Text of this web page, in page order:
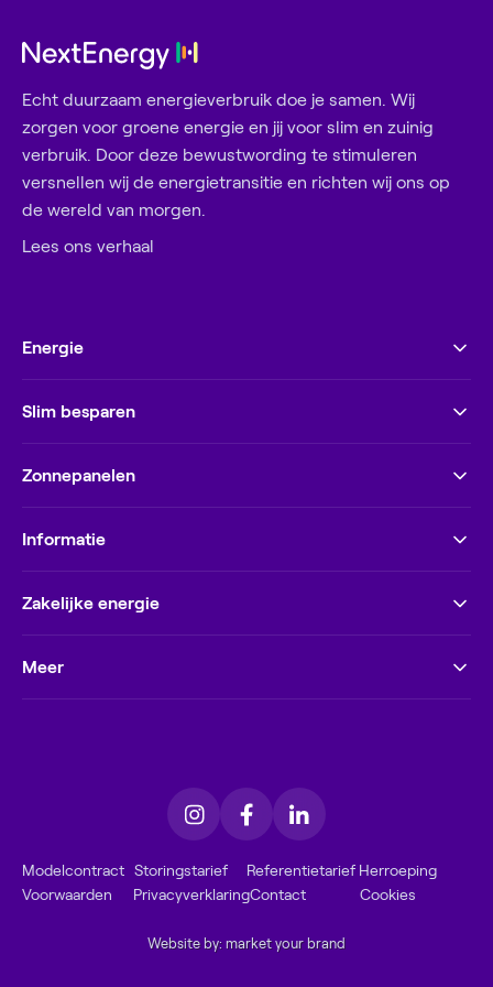
Echt duurzaam energieverbruik doe je samen. Wij
zorgen voor groene energie en jij voor slim en zuinig
verbruik. Door deze bewustwording te stimuleren
versnellen wij de energietransitie en richten wij ons op
de wereld van morgen.
Lees ons verhaal
Energie
Slim besparen
Zonnepanelen
Informatie
Zakelijke energie
Meer
Modelcontract Storingstarief Referentietarief Herroeping
Voorwaarden
PrivacyverklaringContact Cookies
Website by: market your brand